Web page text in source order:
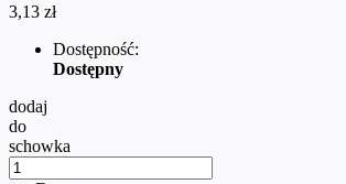
3,13 zł
Dostępność:
Dostępny
dodaj
do
schowka